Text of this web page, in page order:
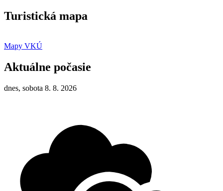
Turistická mapa
Mapy VKÚ
Aktuálne počasie
dnes, sobota 8. 8. 2026